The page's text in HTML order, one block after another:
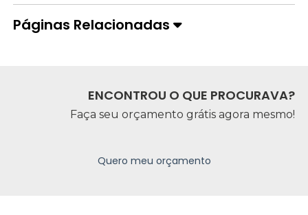
Páginas Relacionadas
ENCONTROU O QUE PROCURAVA?
Faça seu orçamento grátis agora mesmo!
Quero meu orçamento